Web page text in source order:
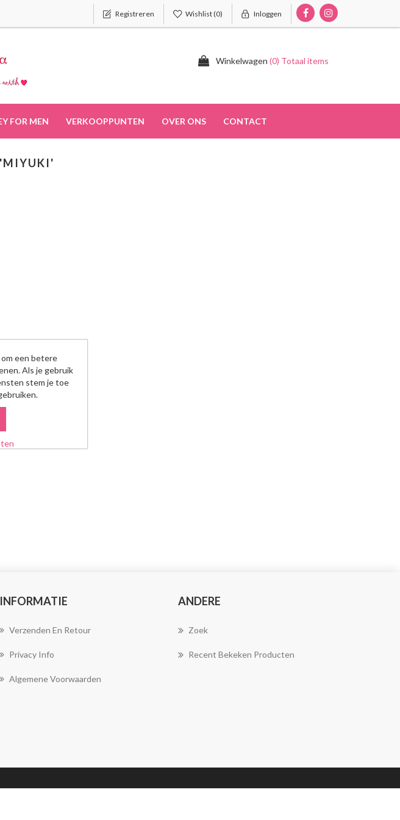
Registreren Wishlist(0) Inloggen
Winkelwagen (0) Totaal items
FOR MEN VERKOOPPUNTEN OVER ONS CONTACT
'MIYUKI'
INFORMATIE
Verzenden En Retour
Privacy Info
Algemene Voorwaarden
ANDERE
Zoek
Recent Bekeken Producten
Alle rechten
een betere
Als je gebruik
stem je toe